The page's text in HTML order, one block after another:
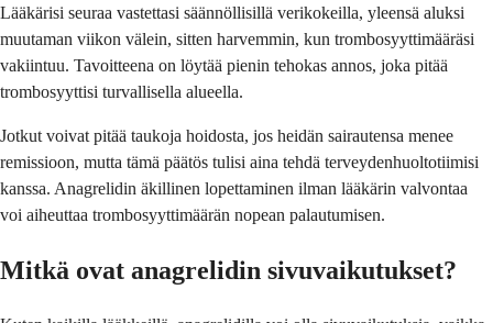
Lääkärisi seuraa vastettasi säännöllisillä verikokeilla, yleensä aluksi
muutaman viikon välein, sitten harvemmin, kun trombosyyttimääräsi
vakiintuu. Tavoitteena on löytää pienin tehokas annos, joka pitää
trombosyyttisi turvallisella alueella.
Jotkut voivat pitää taukoja hoidosta, jos heidän sairautensa menee
remissioon, mutta tämä päätös tulisi aina tehdä terveydenhuoltotiimisi
kanssa. Anagrelidin äkillinen lopettaminen ilman lääkärin valvontaa
voi aiheuttaa trombosyyttimäärän nopean palautumisen.
Mitkä ovat anagrelidin sivuvaikutukset?